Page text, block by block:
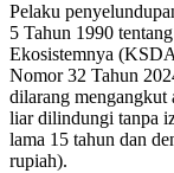
Pelaku
5 Tahun 1990
Ekosistemnya
Nomor 32 Tahun
dilarang mengangkut
liar dilindungi tanpa
lama 15 tahun dan
rupiah).